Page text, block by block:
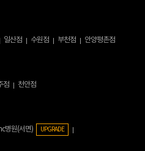
일산점 수원점 부천점 안양평촌점
점 천안점
병원(서면) UPGRADE